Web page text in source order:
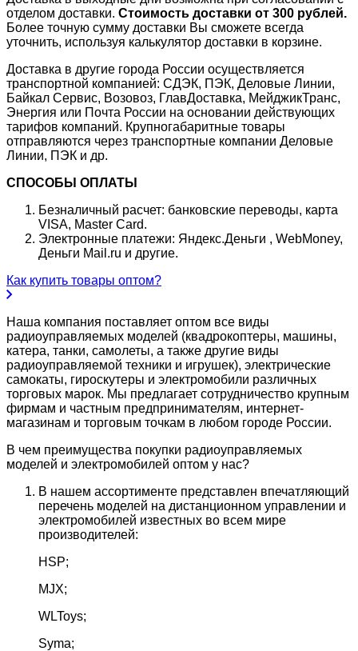
отделом доставки. Стоимость доставки от 300 рублей.
Более точную сумму доставки Вы сможете всегда
уточнить, используя калькулятор доставки в корзине.
Доставка в другие города России осуществляется
транспортной компанией: СДЭК, ПЭК, Деловые Линии,
Байкал Сервис, Возовоз, ГлавДоставка, МейджикТранс,
Энергия или Почта России на основании действующих
тарифов компаний. Крупногабаритные товары
отправляются через транспортные компании Деловые
Линии, ПЭК и др.
СПОСОБЫ ОПЛАТЫ
Безналичный расчет: банковские переводы, карта
VISA, Master Card.
Электронные платежи: Яндекс.Деньги , WebMoney,
Деньги Mail.ru и другие.
Как купить товары оптом?
Наша компания поставляет оптом все виды
радиоуправляемых моделей (квадрокоптеры, машины,
катера, танки, самолеты, а также другие виды
радиоуправляемой техники и игрушек), электрические
самокаты, гироскутеры и электромобили различных
торговых марок. Мы предлагает сотрудничество крупным
фирмам и частным предпринимателям, интернет-
магазинам и торговым точкам в любом городе России.
В чем преимущества покупки радиоуправляемых
моделей и электромобилей оптом у нас?
В нашем ассортименте представлен впечатляющий
перечень моделей на дистанционном управлении и
электромобилей известных во всем мире
производителей:
HSP;
MJX;
WLToys;
Syma;